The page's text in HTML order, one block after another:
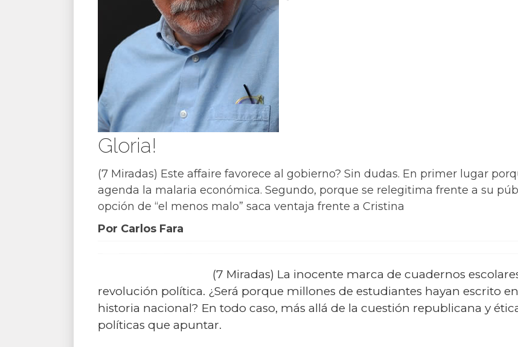
Gloria!
(7 Miradas) Este affaire favorece al gobierno? Sin dudas. En primer lugar
agenda la malaria económica. Segundo, porque se relegitima frente a su
opción de “el menos malo” saca ventaja frente a Cristina
Por Carlos Fara
(7 Miradas) La inocente marca de cuadernos
revolución política. ¿Será porque millones de estudiantes hayan escrito
historia nacional? En todo caso, más allá de la cuestión republicana y
políticas que apuntar.